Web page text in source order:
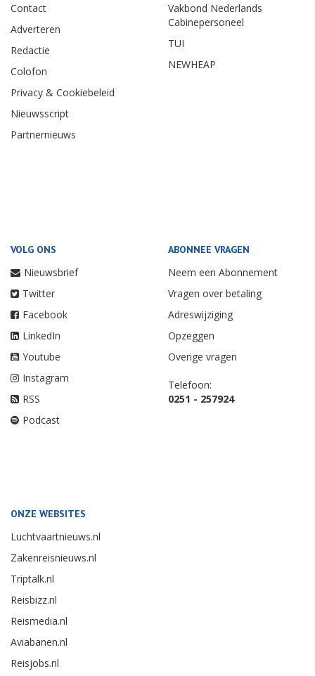
Contact
Adverteren
Redactie
Colofon
Privacy & Cookiebeleid
Nieuwsscript
Partnernieuws
Vakbond Nederlands
Cabinepersoneel
TUI
NEWHEAP
VOLG ONS
Nieuwsbrief
Twitter
Facebook
LinkedIn
Youtube
Instagram
RSS
Podcast
ABONNEE VRAGEN
Neem een Abonnement
Vragen over betaling
Adreswijziging
Opzeggen
Overige vragen
Telefoon:
0251 - 257924
ONZE WEBSITES
Luchtvaartnieuws.nl
Zakenreisnieuws.nl
Triptalk.nl
Reisbizz.nl
Reismedia.nl
Aviabanen.nl
Reisjobs.nl